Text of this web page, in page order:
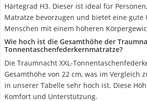
Härtegrad H3. Dieser ist ideal für
Matratze bevorzugen und bietet eine
Menschen mit einem höheren
Wie hoch ist die Gesamthöhe der
Tonnentaschenfederkernmatratze?
Die Traumnacht XXL-
Gesamthöhe von 22 cm, was im Vergleich
in unserer Tabelle sehr hoch ist. Diese
Komfort und Unterstützung.